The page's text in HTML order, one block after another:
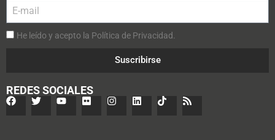
He leído y acepto la Política de Privacidad.
Suscribirse
REDES SOCIALES